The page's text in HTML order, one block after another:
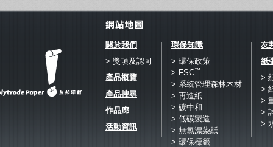
關於我們
> 獎項及認可
產品概覽
產品搜尋
作品廊
活動資訊
環保知識
> 環保政策
> FSC™
> 系統管理森林木材
> 再造紙
> 碳中和
> 低碳製造
> 無氯漂染紙
> 環保標籤
友
紙
>
>
>
>
>